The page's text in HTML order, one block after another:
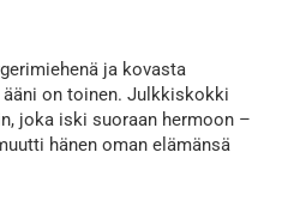
ja kovasta
on toinen. Julkkiskokki
joka iski suoraan hermoon –
hänen oman elämänsä